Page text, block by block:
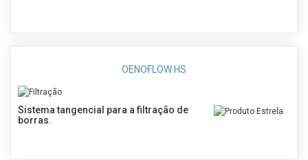
OENOFLOW HS
Sistema tangencial para a filtração de
borras.